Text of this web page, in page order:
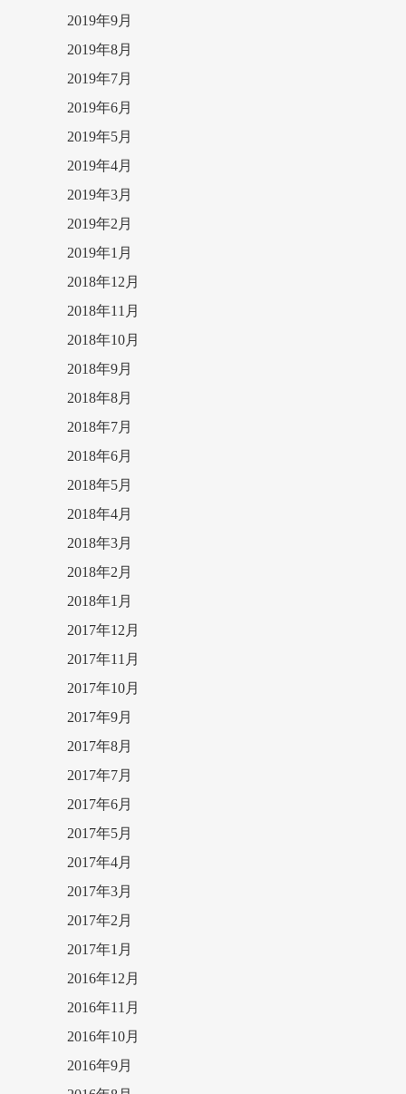
2019年9月
2019年8月
2019年7月
2019年6月
2019年5月
2019年4月
2019年3月
2019年2月
2019年1月
2018年12月
2018年11月
2018年10月
2018年9月
2018年8月
2018年7月
2018年6月
2018年5月
2018年4月
2018年3月
2018年2月
2018年1月
2017年12月
2017年11月
2017年10月
2017年9月
2017年8月
2017年7月
2017年6月
2017年5月
2017年4月
2017年3月
2017年2月
2017年1月
2016年12月
2016年11月
2016年10月
2016年9月